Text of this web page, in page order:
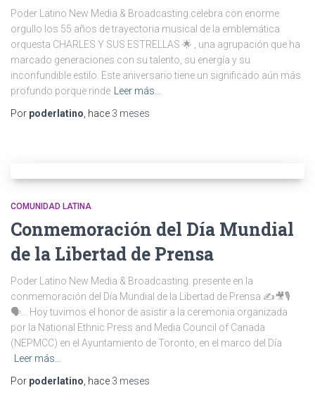
Poder Latino New Media & Broadcasting.celebra con enorme
orgullo los 55 años de trayectoria musical de la emblemática
orquesta CHARLES Y SUS ESTRELLAS 🌟 , una agrupación que ha
marcado generaciones con su talento, su energía y su
inconfundible estilo. Este aniversario tiene un significado aún más
profundo porque rinde
Leer más…
Por poderlatino , hace 3 meses
COMUNIDAD LATINA
Conmemoración del Día Mundial
de la Libertad de Prensa
Poder Latino New Media & Broadcasting. presente en la
conmemoración del Día Mundial de la Libertad de Prensa ✍️🎥🎙️
🗣️… Hoy tuvimos el honor de asistir a la ceremonia organizada
por la National Ethnic Press and Media Council of Canada
(NEPMCC) en el Ayuntamiento de Toronto, en el marco del Día
Leer más…
Por poderlatino , hace 3 meses